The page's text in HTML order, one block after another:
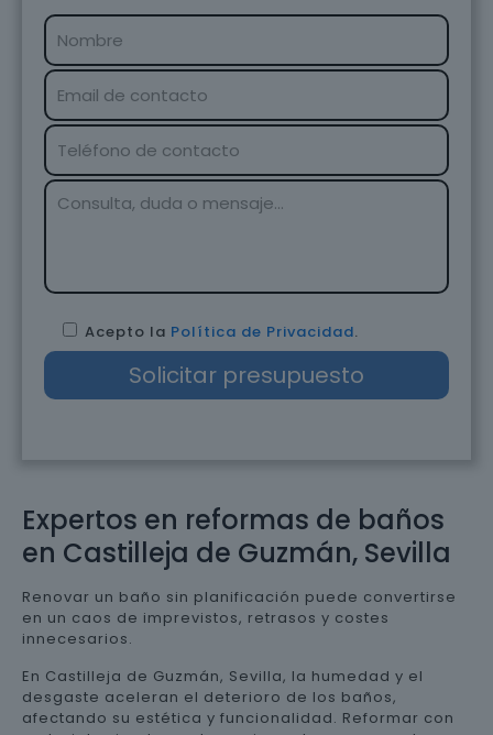
Expertos en reformas de baños
en Castilleja de Guzmán, Sevilla
Renovar un baño sin planificación puede convertirse
en un caos de imprevistos, retrasos y costes
innecesarios.
En Castilleja de Guzmán, Sevilla, la humedad y el
desgaste aceleran el deterioro de los baños,
afectando su estética y funcionalidad. Reformar con
Acepto la Política de Privacidad.